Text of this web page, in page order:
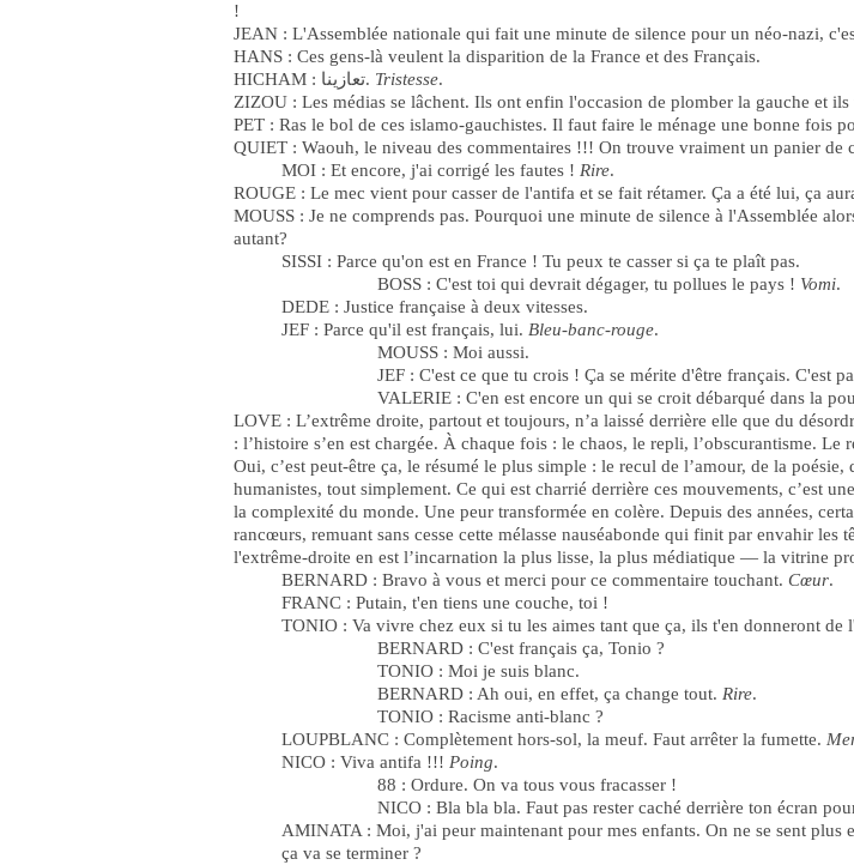
!
JEAN : L'Assemblée nationale qui fait une minute de silence pour un néo-nazi,
HANS : Ces gens-là veulent la disparition de la France et des Français.
HICHAM : تعازينا. Tristesse.
ZIZOU : Les médias se lâchent. Ils ont enfin l'occasion de plomber la gauche et
PET : Ras le bol de ces islamo-gauchistes. Il faut faire le ménage une bonne fois
QUIET : Waouh, le niveau des commentaires !!! On trouve vraiment un panier de
MOI : Et encore, j'ai corrigé les fautes ! Rire.
ROUGE : Le mec vient pour casser de l'antifa et se fait rétamer. Ça a été lui, ça
MOUSS : Je ne comprends pas. Pourquoi une minute de silence à l'Assemblée
autant?
SISSI : Parce qu'on est en France ! Tu peux te casser si ça te plaît pas.
BOSS : C'est toi qui devrait dégager, tu pollues le pays ! Vomi.
DEDE : Justice française à deux vitesses.
JEF : Parce qu'il est français, lui. Bleu-banc-rouge.
MOUSS : Moi aussi.
JEF : C'est ce que tu crois ! Ça se mérite d'être français. C'est
VALERIE : C'en est encore un qui se croit débarqué dans la
LOVE : L’extrême droite, partout et toujours, n’a laissé derrière elle que du
: l’histoire s’en est chargée. À chaque fois : le chaos, le repli, l’obscurantisme.
Oui, c’est peut-être ça, le résumé le plus simple : le recul de l’amour, de la
humanistes, tout simplement. Ce qui est charrié derrière ces mouvements, c’est
la complexité du monde. Une peur transformée en colère. Depuis des années,
rancœurs, remuant sans cesse cette mélasse nauséabonde qui finit par envahir les
l'extrême-droite en est l’incarnation la plus lisse, la plus médiatique — la vitrine
BERNARD : Bravo à vous et merci pour ce commentaire touchant. Cœur.
FRANC : Putain, t'en tiens une couche, toi !
TONIO : Va vivre chez eux si tu les aimes tant que ça, ils t'en donneront de
BERNARD : C'est français ça, Tonio ?
TONIO : Moi je suis blanc.
BERNARD : Ah oui, en effet, ça change tout. Rire.
TONIO : Racisme anti-blanc ?
LOUPBLANC : Complètement hors-sol, la meuf. Faut arrêter la fumette.
NICO : Viva antifa !!! Poing.
88 : Ordure. On va tous vous fracasser !
NICO : Bla bla bla. Faut pas rester caché derrière ton écran
AMINATA : Moi, j'ai peur maintenant pour mes enfants. On ne se sent
ça va se terminer ?